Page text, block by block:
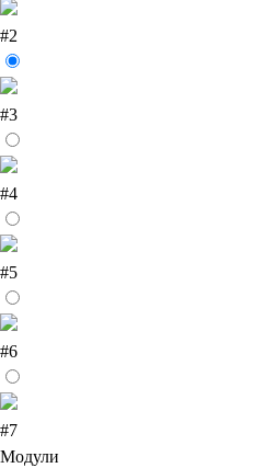
#2
#3
#4
#5
#6
#7
Модули